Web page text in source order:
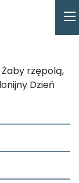
Żaby rzępolą,
Dzień